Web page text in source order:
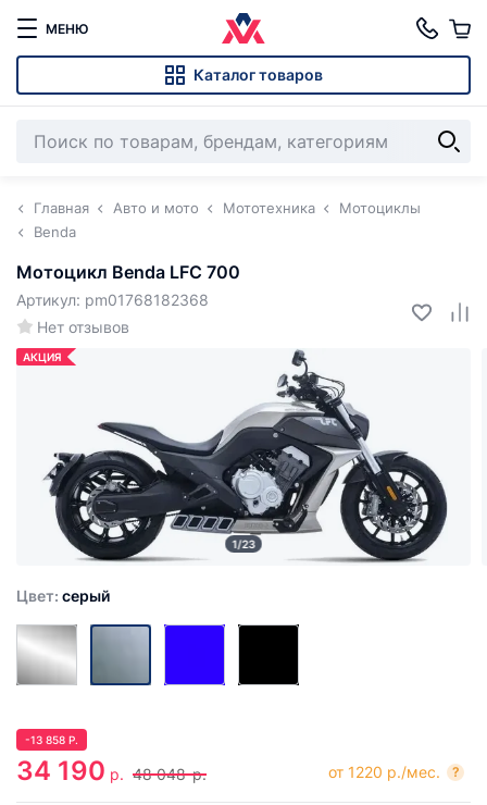
МЕНЮ
Каталог товаров
Главная Авто и мото Мототехника
Мотоциклы
Benda
Мотоцикл Benda LFC 700
Нет отзывов
Артикул: pm01768182368
АКЦИЯ
1/23
Цвет: серый
-13 858 Р.
34 190 р. 48 048 р. от 1220 р./мес. ?